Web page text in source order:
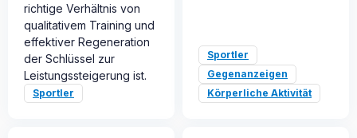
richtige Verhältnis von
qualitativem Training und
effektiver Regeneration
der Schlüssel zur
Leistungssteigerung ist.
Sportler
Sportler
Gegenanzeigen
Körperliche Aktivität